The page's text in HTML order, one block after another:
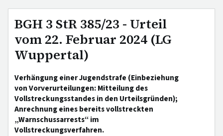
BGH 3 StR 385/23 - Urteil
vom 22. Februar 2024 (LG
Wuppertal)
Verhängung einer Jugendstrafe (Einbeziehung
von Vorverurteilungen: Mitteilung des
Vollstreckungsstandes in den Urteilsgründen);
Anrechnung eines bereits vollstreckten
„Warnschussarrests“ im
Vollstreckungsverfahren.